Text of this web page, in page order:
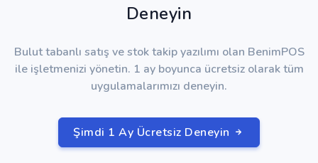
Deneyin
Bulut tabanlı satış ve stok takip yazılımı olan BenimPOS
ile işletmenizi yönetin. 1 ay boyunca ücretsiz olarak tüm
uygulamalarımızı deneyin.
Şimdi 1 Ay Ücretsiz Deneyin